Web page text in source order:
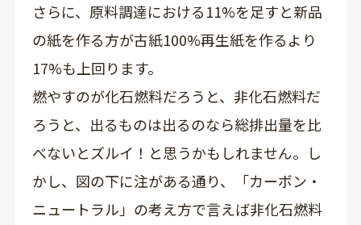
さらに、原料調達における11%を足すと新品
の紙を作る方が古紙100%再生紙を作るより
17%も上回ります。
燃やすのが化石燃料だろうと、非化石燃料だ
ろうと、出るものは出るのなら総排出量を比
べないとズルイ！と思うかもしれません。し
かし、図の下に注がある通り、「カーボン・
ニュートラル」の考え方で言えば非化石燃料